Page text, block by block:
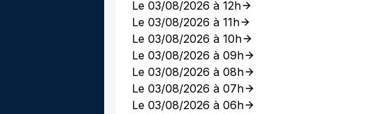
Le 03/08/2026 à 12h
Le 03/08/2026 à 11h
Le 03/08/2026 à 10h
Le 03/08/2026 à 09h
Le 03/08/2026 à 08h
Le 03/08/2026 à 07h
Le 03/08/2026 à 06h